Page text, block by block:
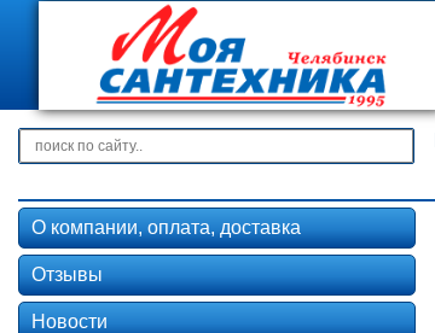
О компании, оплата, доставка
Отзывы
Новости